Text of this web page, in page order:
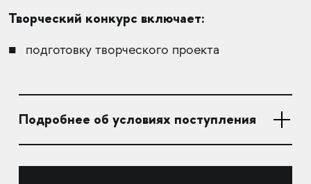
Творческий конкурс включает:
подготовку творческого проекта
Подробнее об условиях поступления